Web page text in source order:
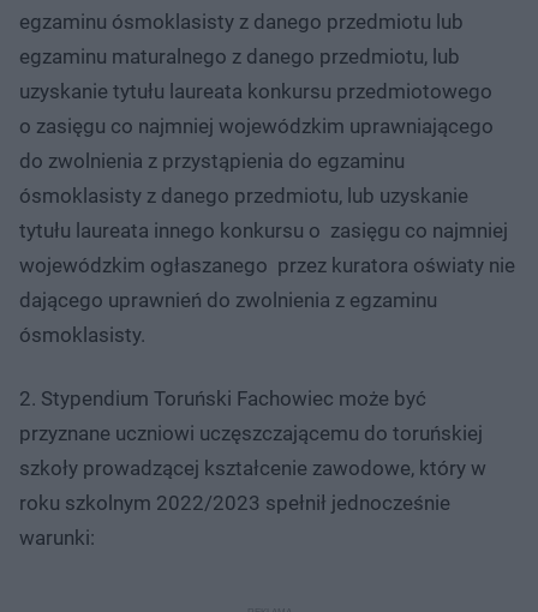
egzaminu ósmoklasisty z danego przedmiotu lub
egzaminu maturalnego z danego przedmiotu, lub
uzyskanie tytułu laureata konkursu przedmiotowego
o zasięgu co najmniej wojewódzkim uprawniającego
do zwolnienia z przystąpienia do egzaminu
ósmoklasisty z danego przedmiotu, lub uzyskanie
tytułu laureata innego konkursu o zasięgu co najmniej
wojewódzkim ogłaszanego przez kuratora oświaty nie
dającego uprawnień do zwolnienia z egzaminu
ósmoklasisty.
2. Stypendium Toruński Fachowiec może być
przyznane uczniowi uczęszczającemu do toruńskiej
szkoły prowadzącej kształcenie zawodowe, który w
roku szkolnym 2022/2023 spełnił jednocześnie
warunki: